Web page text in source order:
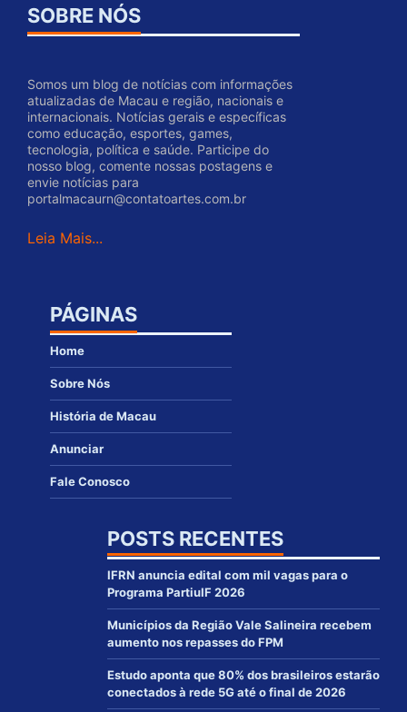
SOBRE NÓS
Somos um blog de notícias com informações
atualizadas de Macau e região, nacionais e
internacionais. Notícias gerais e específicas
como educação, esportes, games,
tecnologia, política e saúde. Participe do
nosso blog, comente nossas postagens e
envie notícias para
portalmacaurn@contatoartes.com.br
Leia Mais...
PÁGINAS
Home
Sobre Nós
História de Macau
Anunciar
Fale Conosco
POSTS RECENTES
IFRN anuncia edital com mil vagas para o
Programa PartiuIF 2026
Municípios da Região Vale Salineira recebem
aumento nos repasses do FPM
Estudo aponta que 80% dos brasileiros estarão
conectados à rede 5G até o final de 2026